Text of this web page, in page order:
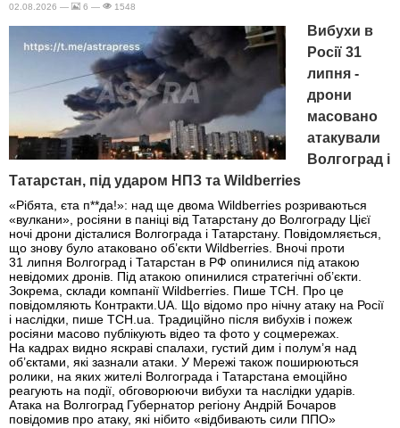
02.08.2026 — 6 — 1548
Вибухи в
Росії 31
липня -
дрони
масовано
атакували
Волгоград і
Татарстан, під ударом НПЗ та Wildberries
«Рібята, єта п**да!»: над ще двома Wildberries розриваються
«вулкани», росіяни в паніці від Татарстану до Волгограду Цієї
ночі дрони дісталися Волгограда і Татарстану. Повідомляється,
що знову було атаковано об’єкти Wildberries. Вночі проти
31 липня Волгоград і Татарстан в РФ опинилися під атакою
невідомих дронів. Під атакою опинилися стратегічні об’єкти.
Зокрема, склади компанії Wildberries. Пише ТСН. Про це
повідомляють Контракти.UA. Що відомо про нічну атаку на Росії
і наслідки, пише ТСН.ua. Традиційно після вибухів і пожеж
росіяни масово публікують відео та фото у соцмережах.
На кадрах видно яскраві спалахи, густий дим і полум’я над
об’єктами, які зазнали атаки. У Мережі також поширюються
ролики, на яких жителі Волгограда і Татарстана емоційно
реагують на події, обговорюючи вибухи та наслідки ударів.
Атака на Волгоград Губернатор регіону Андрій Бочаров
повідомив про атаку, які нібито «відбивають сили ППО»